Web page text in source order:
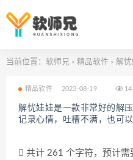
当前位置： 软师兄 > 精品软件 > 解忧娃娃是
精品软件 2023-08-19
解忧娃娃是一款非常好的解
记录心情，吐槽不满，也可
共计 261 个字符，预计需